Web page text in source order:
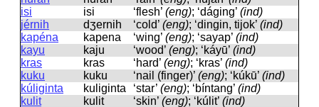
isi
isi ‘flesh’ (eng); ‘dáging’ (ind)
jérnih
dʒernih ‘cold’ (eng); ‘dingin, tijok’ (ind)
kapéna
kapena ‘wing’ (eng); ‘sayap’ (ind)
kayu
kaju ‘wood’ (eng); ‘káyū’ (ind)
kras
kras ‘hard’ (eng); ‘kras’ (ind)
kuku
kuku ‘nail (finger)’ (eng); ‘kúkū’ (ind)
kúliginta
kuliɡinta ‘star’ (eng); ‘bíntang’ (ind)
kulit
kulit ‘skin’ (eng); ‘kúlit’ (ind)